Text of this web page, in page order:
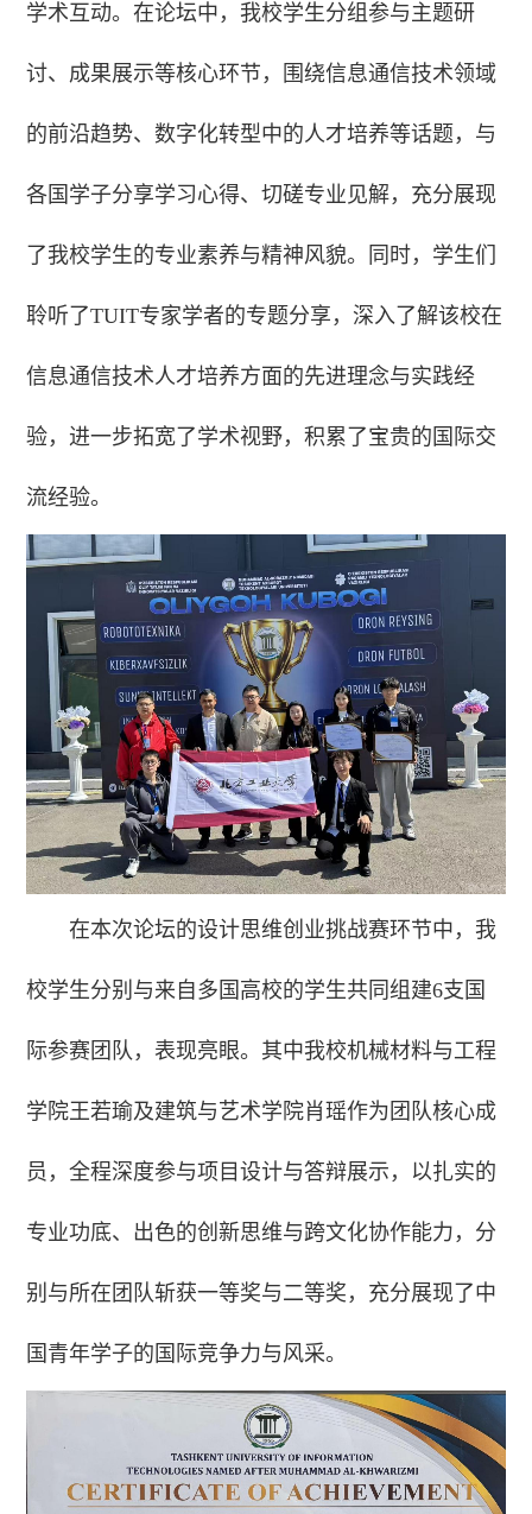
学术互动。在论坛中，我校学生分组参与主题研
讨、成果展示等核心环节，围绕信息通信技术领域
的前沿趋势、数字化转型中的人才培养等话题，与
各国学子分享学习心得、切磋专业见解，充分展现
了我校学生的专业素养与精神风貌。同时，学生们
聆听了TUIT专家学者的专题分享，深入了解该校在
信息通信技术人才培养方面的先进理念与实践经
验，进一步拓宽了学术视野，积累了宝贵的国际交
流经验。
在本次论坛的设计思维创业挑战赛环节中，我
校学生分别与来自多国高校的学生共同组建6支国
际参赛团队，表现亮眼。其中我校机械材料与工程
学院王若瑜及建筑与艺术学院肖瑶作为团队核心成
员，全程深度参与项目设计与答辩展示，以扎实的
专业功底、出色的创新思维与跨文化协作能力，分
别与所在团队斩获一等奖与二等奖，充分展现了中
国青年学子的国际竞争力与风采。